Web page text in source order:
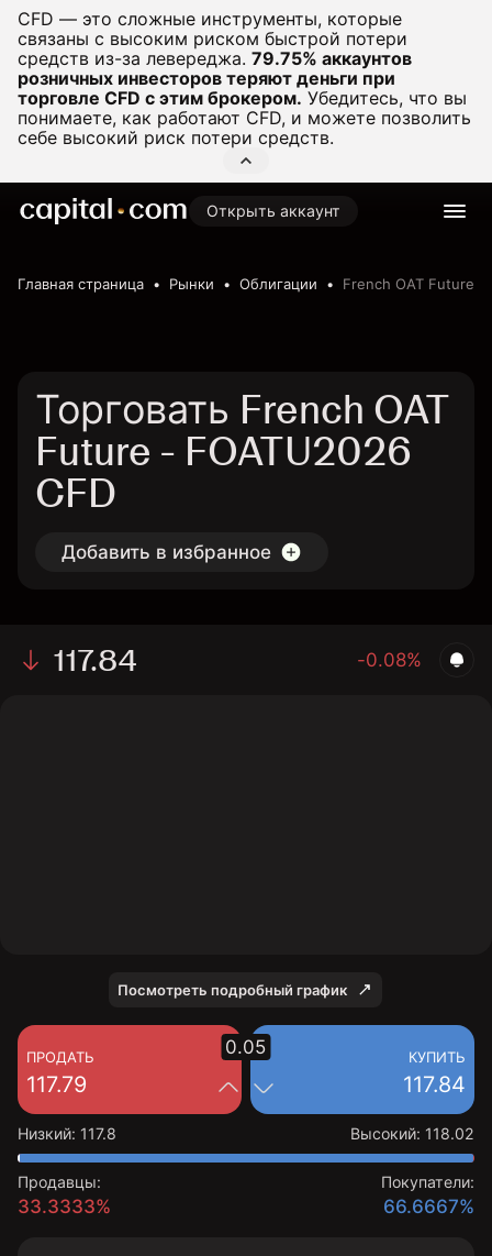
CFD — это сложные инструменты, которые
связаны с высоким риском быстрой потери
средств из-за левереджа. 79.75% аккаунтов
розничных инвесторов теряют деньги при
торговле CFD с этим брокером. Убедитесь, что вы
понимаете, как работают CFD, и можете позволить
себе высокий риск потери средств.
Открыть аккаунт
Главная страница Рынки Облигации French OAT Future
Торговать French OAT
Future - FOATU2026
CFD
Добавить в избранное
117.84 -0.08%
Посмотреть подробный график
ПРОДАТЬ
117.79
КУПИТЬ
117.84
0.05
Низкий: 117.8 Высокий: 118.02
Продавцы:
33.3333%
Покупатели:
66.6667%